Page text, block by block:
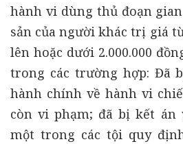
hành vi dùng thủ đoạn
sản của người khác trị giá
lên hoặc dưới 2.000.000
trong các trường hợp: Đã
hành chính về hành vi
còn vi phạm; đã bị kết án
một trong các tội quy